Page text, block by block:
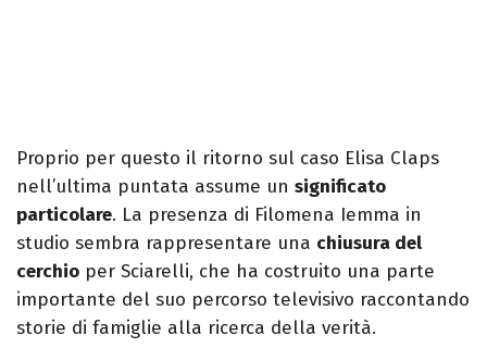
Proprio per questo il ritorno sul caso Elisa Claps
nell’ultima puntata assume un significato
particolare. La presenza di Filomena Iemma in
studio sembra rappresentare una chiusura del
cerchio per Sciarelli, che ha costruito una parte
importante del suo percorso televisivo raccontando
storie di famiglie alla ricerca della verità.